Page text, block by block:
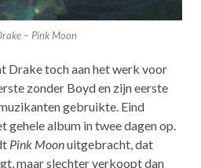
– Pink Moon
Drake toch aan het werk voor
zonder Boyd en zijn eerste
gebruikte. Eind
gehele album in twee dagen op.
Pink Moonuitgebracht, dat
maar slechter verkoopt dan